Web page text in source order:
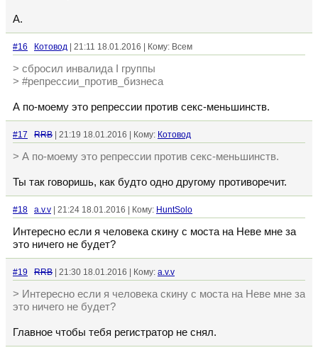
А.
#16 Котовод | 21:11 18.01.2016 | Кому: Всем
> сбросил инвалида I группы
> #репрессии_против_бизнеса
А по-моему это репрессии против секс-меньшинств.
#17 RRB | 21:19 18.01.2016 | Кому: Котовод
> А по-моему это репрессии против секс-меньшинств.
Ты так говоришь, как будто одно другому противоречит.
#18 a.v.v | 21:24 18.01.2016 | Кому: HuntSolo
Интересно если я человека скину с моста на Неве мне за
это ничего не будет?
#19 RRB | 21:30 18.01.2016 | Кому: a.v.v
> Интересно если я человека скину с моста на Неве мне за
это ничего не будет?
Главное чтобы тебя регистратор не снял.